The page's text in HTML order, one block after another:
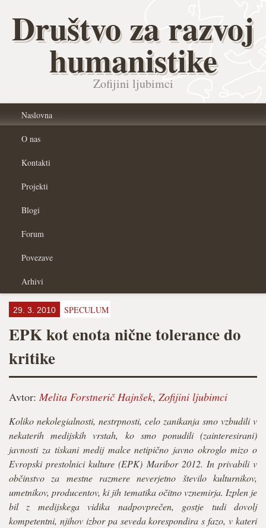
Društvo za razvoj
humanistike
Zofijini ljubimci
Naslovna
O nas
Kontakti
Projekti
Blogi
Forum
Povezave
Arhivi
29. 3. 2010 SPECULUM
EPK kot enota nične tolerance do
kritike
Avtor:Melita Forstnerič Hajnšek, Zofijini ljubimci
Koliko nekolegialnosti, nestrpnosti, celo zanikanja smo vzbudili v
nekaterih medijskih vrstah, ko smo ponudili (zainteresirani)
javnosti za tiskani medij malce netipično javno okroglo mizo o
Evropski prestolnici kulture (EPK) Maribor 2012. In privabili v
občinstvo za mestne razmere neverjetno število kulturnikov,
umetnikov, producentov, ki jih tematika očitno vznemirja. Izplen je
bil z medijskega vidika nadpovprečen, gostje tudi dovolj
kompetentni, njihov izbor pa seveda korespondira s fazo, v kateri